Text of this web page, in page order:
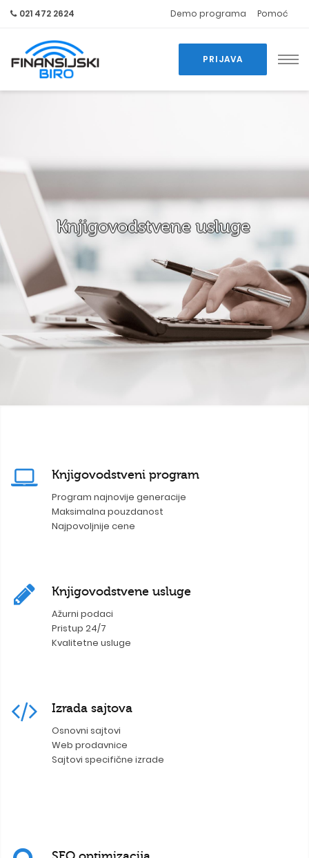
021 472 2624 Demo programa Pomoć
PRIJAVA
Knjigovodstvene usluge
Želite kvalitetno rešenje svih problema koji se javljaju u Vašem poslovanju, a vezani su za knjigovodstvo?
Kontaktirajte nas i bićete više nego zadovoljni.
Knjigovodstveni program
Program najnovije generacije
Maksimalna pouzdanost
Najpovoljnije cene
Knjigovodstvene usluge
Ažurni podaci
Pristup 24/7
Kvalitetne usluge
Izrada sajtova
Osnovni sajtovi
Web prodavnice
Sajtovi specifične izrade